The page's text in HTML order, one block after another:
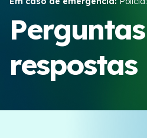
Violência no casal
Recursos e campanhas
Perguntas e
respostas